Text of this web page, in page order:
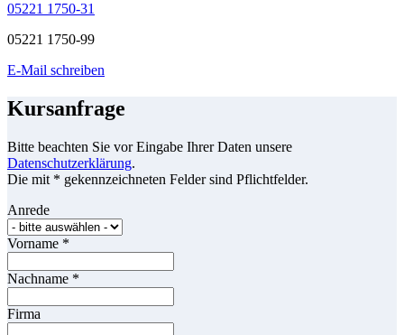
05221 1750-31
05221 1750-99
E-Mail schreiben
Kursanfrage
Bitte beachten Sie vor Eingabe Ihrer Daten unsere
Datenschutzerklärung.
Die mit * gekennzeichneten Felder sind Pflichtfelder.
Anrede
Vorname *
Nachname *
Firma